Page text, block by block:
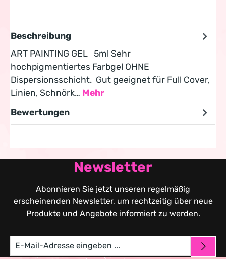
Beschreibung
ART PAINTING GEL 5ml Sehr
hochpigmentiertes Farbgel OHNE
Dispersionsschicht. Gut geeignet für Full Cover,
Linien, Schnörk… Mehr
Bewertungen
Newsletter
Abonnieren Sie jetzt unseren regelmäßig
erscheinenden Newsletter, um rechtzeitig über neue
Produkte und Angebote informiert zu werden.